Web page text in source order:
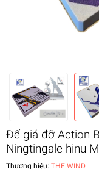
Đế giá đỡ Action
Ningtingale hinu
Thương hiệu: THE WIND